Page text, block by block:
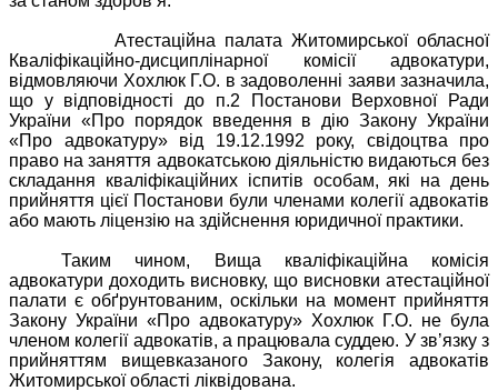
Атестаційна палата Житомирської обласної
Кваліфікаційно-дисциплінарної комісії адвокатури,
відмовляючи Хохлюк Г.О. в задоволенні заяви зазначила,
що у відповідності до п.2 Постанови Верховної Ради
України «Про порядок введення в дію Закону України
«Про адвокатуру» від 19.12.1992 року, свідоцтва про
право на заняття адвокатською діяльністю видаються без
складання кваліфікаційних іспитів особам, які на день
прийняття цієї Постанови були членами колегії адвокатів
або мають ліцензію на здійснення юридичної практики.
Таким чином, Вища кваліфікаційна комісія
адвокатури доходить висновку, що висновки атестаційної
палати є обґрунтованим, оскільки на момент прийняття
Закону України «Про адвокатуру» Хохлюк Г.О. не була
членом колегії адвокатів, а працювала суддею. У зв’язку з
прийняттям вищевказаного Закону, колегія адвокатів
Житомирської області ліквідована.